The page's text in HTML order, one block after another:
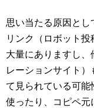
思い当たる原因とし
リンク（ロボット
大量にありますし、
レーションサイト
て見られている可能
使ったり、コピペ元